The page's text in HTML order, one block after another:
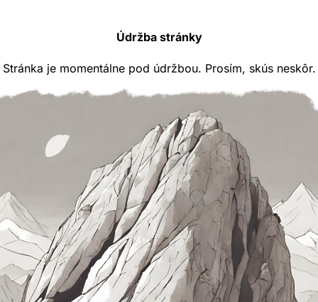
Údržba stránky
Stránka je momentálne pod údržbou. Prosím, skús neskôr.